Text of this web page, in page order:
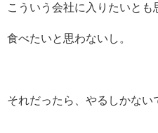
こういう会社に入りたいとも
食べたいと思わないし。
それだったら、やるしかない